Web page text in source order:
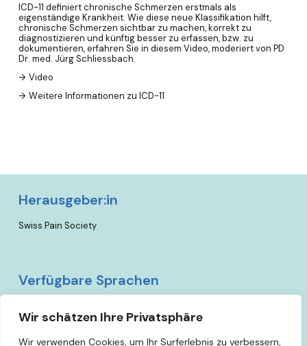
Wir schätzen Ihre Privatsphäre
Wir verwenden Cookies, um Ihr Surferlebnis zu verbessern,
ICD-11 definiert chronische Schmerzen erstmals als
eigenständige Krankheit. Wie diese neue Klassifikation hilft,
chronische Schmerzen sichtbar zu machen, korrekt zu
diagnostizieren und künftig besser zu erfassen, bzw. zu
dokumentieren, erfahren Sie in diesem Video, moderiert von PD
Dr. med. Jürg Schliessbach.
Video
Weitere Informationen zu ICD-11
Herausgeber:in
Swiss Pain Society
Verfügbare Sprachen